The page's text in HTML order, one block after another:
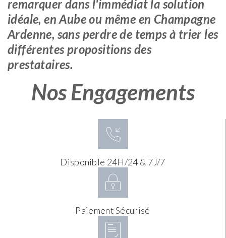
remarquer dans l'immédiat la solution
idéale, en Aube ou même en Champagne
Ardenne, sans perdre de temps à trier les
différentes propositions des
prestataires.
Nos Engagements
Disponible 24H/24 & 7J/7
Paiement Sécurisé